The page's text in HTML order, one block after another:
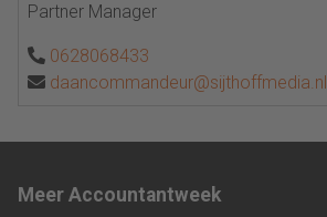
Partner Manager
0628068433
daancommandeur@sijthoffmedia.nl
Meer Accountantweek